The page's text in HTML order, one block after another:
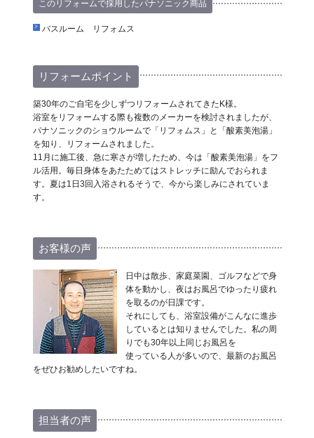
このリフォームで採用したパナソニック商品
バスルーム リフォムス
リフォームポイント
築30年のご自宅を少しずつリフォームされてきたK様。
浴室をリフォームする際も複数のメーカーを検討されましたが、
パナソニックのショウルームで「リフォムス」と「酸素美泡湯」
を知り、リフォームされました。
11月に施工後、急に寒さが増したため、今は「酸素美泡湯」をフ
ル活用。毎日身体をあたためてはストレッチに励んでおられま
す。夏は1日3回入浴されるそうで、今から楽しみにされていま
す。
お客様の声
日中は散歩、家庭菜園、ゴルフなどで身
体を動かし、夜はお風呂でゆったり疲れ
を取るのが日課です。
それにしても、浴室設備がこんなに進歩
しているとは知りませんでした。私の周
りでも30年以上同じお風呂を
使っている人が多いので、最新のお風呂
をぜひお勧めしたいですね。
担当者の声